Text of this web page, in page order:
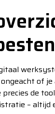
of
de
– altijd